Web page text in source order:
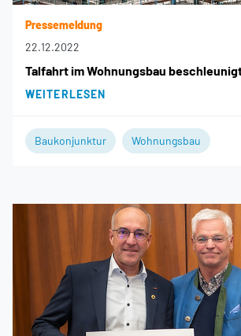
Pressemeldung
22.12.2022
Talfahrt im Wohnungsbau
WEITERLESEN
Baukonjunktur Wohnungsbau